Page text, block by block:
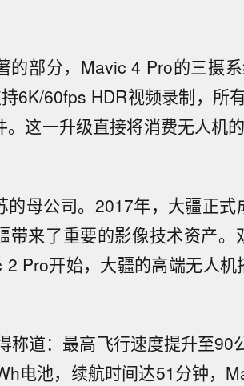
的部分，Mavic 4 Pro的三摄
6K/60fps HDR视频录制，所
这一升级直接将消费无人机
母公司。2017年，大疆正式
带来了重要的影像技术资产。
Pro开始，大疆的高端无人机
称道：最高飞行速度提升至90
电池，续航时间达51分钟，